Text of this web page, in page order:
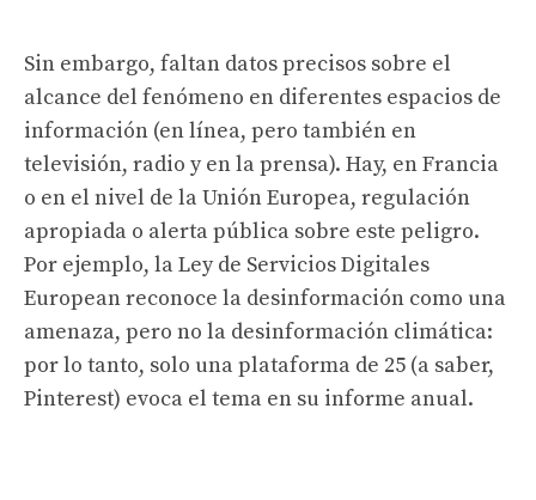
Sin embargo, faltan datos precisos sobre el
alcance del fenómeno en diferentes espacios de
información (en línea, pero también en
televisión, radio y en la prensa). Hay, en Francia
o en el nivel de la Unión Europea, regulación
apropiada o alerta pública sobre este peligro.
Por ejemplo, la Ley de Servicios Digitales
European reconoce la desinformación como una
amenaza, pero no la desinformación climática:
por lo tanto, solo una plataforma de 25 (a saber,
Pinterest) evoca el tema en su informe anual.